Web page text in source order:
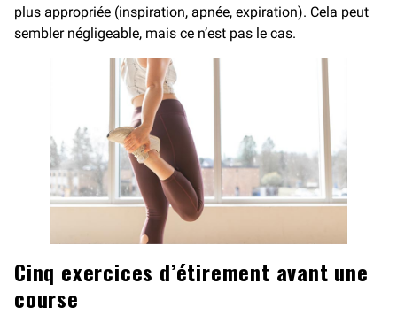
plus appropriée (inspiration, apnée, expiration). Cela peut
sembler négligeable, mais ce n’est pas le cas.
Cinq exercices d’étirement avant une
course